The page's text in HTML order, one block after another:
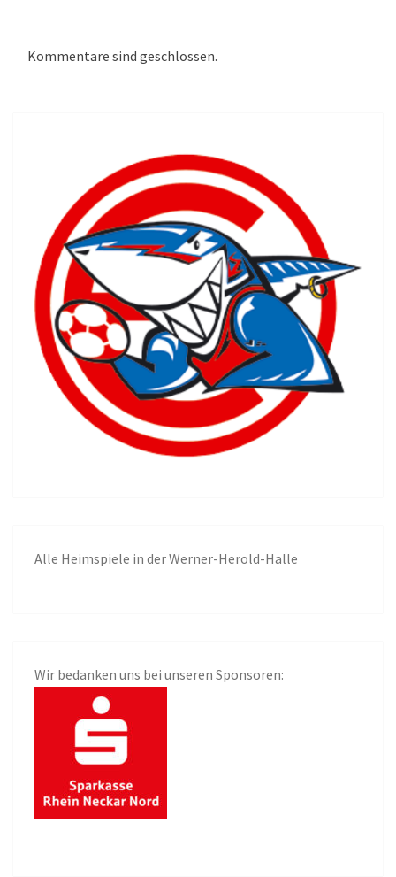
Kommentare sind geschlossen.
Alle Heimspiele in der Werner-Herold-Halle
Wir bedanken uns bei unseren Sponsoren: